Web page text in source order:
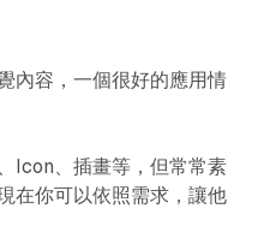
內容，一個很好的應用情
Icon、插畫等，但常常素
在你可以依照需求，讓他